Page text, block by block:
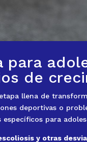
para
de
llena de
deportivas o
para
y otras